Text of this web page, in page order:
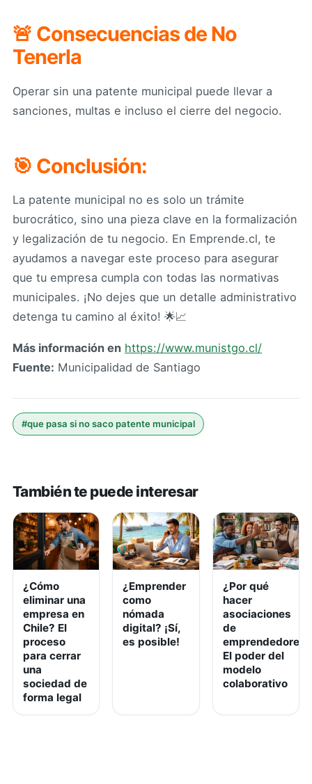
🚨 Consecuencias de No
Tenerla
Operar sin una patente municipal puede llevar a
sanciones, multas e incluso el cierre del negocio.
🎯 Conclusión:
La patente municipal no es solo un trámite
burocrático, sino una pieza clave en la formalización
y legalización de tu negocio. En Emprende.cl, te
ayudamos a navegar este proceso para asegurar
que tu empresa cumpla con todas las normativas
municipales. ¡No dejes que un detalle administrativo
detenga tu camino al éxito! 🌟📈
Más información en https://www.munistgo.cl/
Fuente: Municipalidad de Santiago
#que pasa si no saco patente municipal
También te puede interesar
¿Cómo
eliminar una
empresa en
Chile? El
proceso
para cerrar
una
sociedad de
forma legal
¿Emprender
como
nómada
digital? ¡Sí,
es posible!
¿Por qué
hacer
asociaciones
de
emprendedores?
El poder del
modelo
colaborativo